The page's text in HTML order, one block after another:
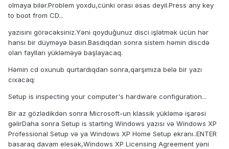
olmaya bilər.Problem yoxdu,cünki orası əsas deyil.Press any key
to boot from CD...
yazısını görəcəksiniz.Yəni qoyduğunuz disci işlətmək ücün hər
hansı bir düyməyə basın.Basdıqdan sonra sistem həmin discdə
olan faylları yükləməyə başlayacaq.
Həmin cd oxunub qurtardıqdan sonra,qarşımıza belə bir yazı
cıxacaq:
Setup is inspecting your computer's hardware configuration...
Bir az gözlədikdən sonra Microsoft-un klassik yükləmə işarəsi
gəlirDaha sonra Setup is starting Windows yazısı və Windows XP
Professional Setup və ya Windows XP Home Setup ekranı..ENTER
basaraq davam elesək,Windows XP Licensing Agreement yəni